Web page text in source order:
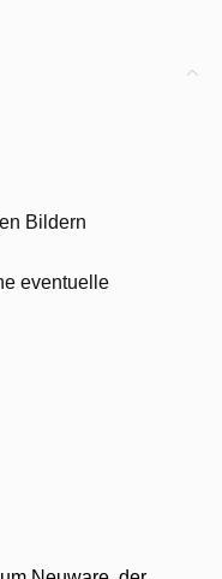
Bildern
eventuelle